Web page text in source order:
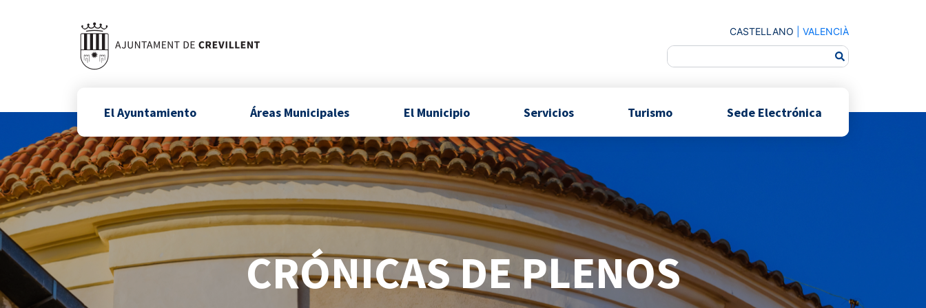
CASTELLANO VALENCIÀ
El Ayuntamiento Áreas Municipales El Municipio Servicios Turismo Sede Electrónica
CRÓNICAS DE PLENOS